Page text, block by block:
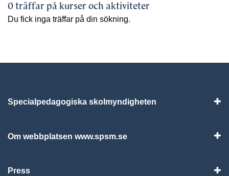
0 träffar på kurser och aktiviteter
Du fick inga träffar på din sökning.
Specialpedagogiska skolmyndigheten
Om webbplatsen www.spsm.se
Press